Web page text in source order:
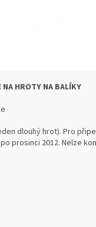
NA HROTY NA BALÍKY
dlouhý hrot). Pro
prosinci 2012. Nelze